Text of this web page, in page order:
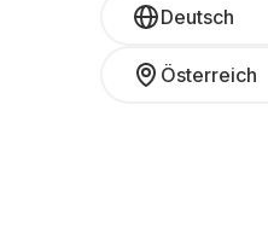
Deutsch
Österreich